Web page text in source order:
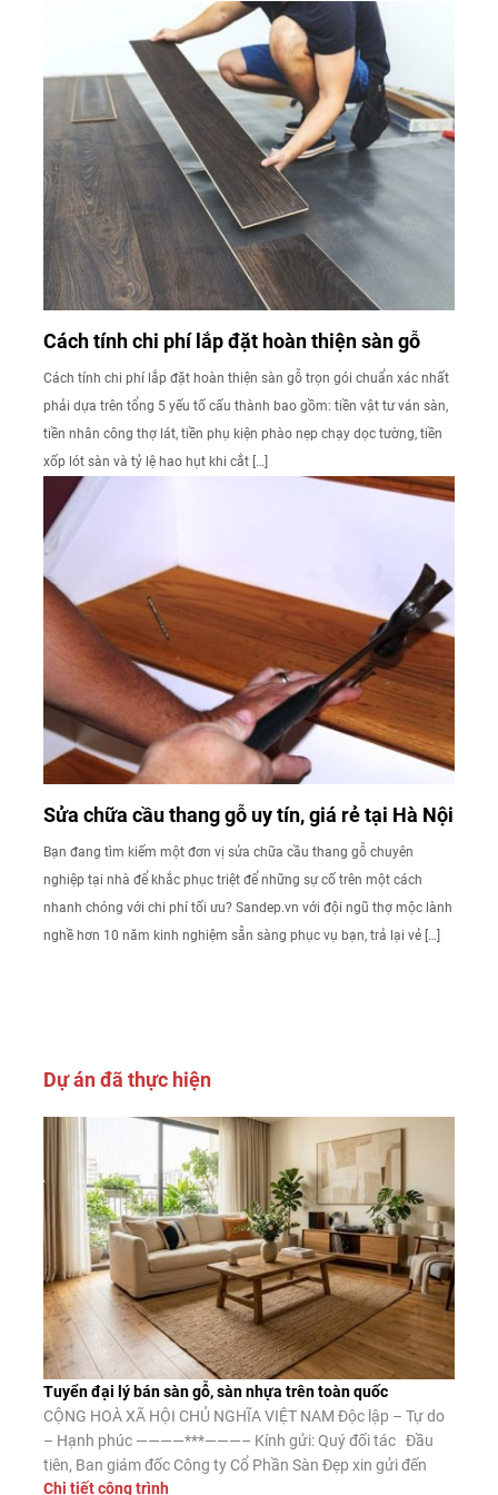
Cách tính chi phí lắp đặt hoàn thiện sàn gỗ
Cách tính chi phí lắp đặt hoàn thiện sàn gỗ trọn gói chuẩn xác nhất
phải dựa trên tổng 5 yếu tố cấu thành bao gồm: tiền vật tư ván sàn,
tiền nhân công thợ lát, tiền phụ kiện phào nẹp chạy dọc tường, tiền
xốp lót sàn và tỷ lệ hao hụt khi cắt […]
Sửa chữa cầu thang gỗ uy tín, giá rẻ tại Hà Nội
Bạn đang tìm kiếm một đơn vị sửa chữa cầu thang gỗ chuyên
nghiệp tại nhà để khắc phục triệt để những sự cố trên một cách
nhanh chóng với chi phí tối ưu? Sandep.vn với đội ngũ thợ mộc lành
nghề hơn 10 năm kinh nghiệm sẵn sàng phục vụ bạn, trả lại vẻ […]
Dự án đã thực hiện
Tuyển đại lý bán sàn gỗ, sàn nhựa trên toàn quốc
CỘNG HOÀ XÃ HỘI CHỦ NGHĨA VIỆT NAM Độc lập – Tự do
– Hạnh phúc ————***———– Kính gửi: Quý đối tác Đầu
tiên, Ban giám đốc Công ty Cổ Phần Sàn Đẹp xin gửi đến
Quý đối tác lời chào trân trọng, lời chúc may mắn và thành
Chi tiết công trình